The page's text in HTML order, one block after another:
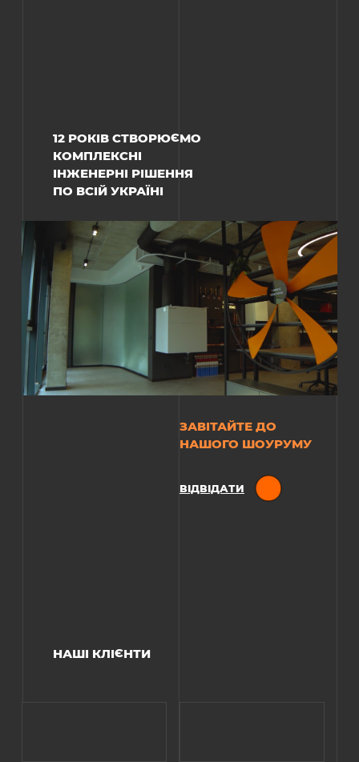
12 РОКІВ СТВОРЮЄМО
КОМПЛЕКСНІ
ІНЖЕНЕРНІ РІШЕННЯ
ПО ВСІЙ УКРАЇНІ
ЗАВІТАЙТЕ ДО
НАШОГО ШОУРУМУ
ВІДВІДАТИ
НАШІ КЛІЄНТИ